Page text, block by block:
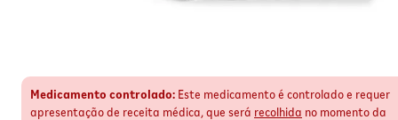
Medicamento controlado: Este medicamento é controlado e requer
apresentação de receita médica, que será recolhida no momento da